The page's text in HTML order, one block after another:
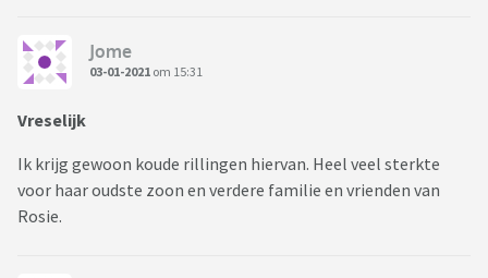
Jome
03-01-2021 om 15:31
Vreselijk
Ik krijg gewoon koude rillingen hiervan. Heel veel sterkte
voor haar oudste zoon en verdere familie en vrienden van
Rosie.